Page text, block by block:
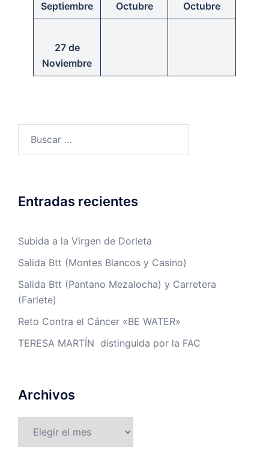
Septiembre Octubre Octubre
27 de
Noviembre
Entradas recientes
Subida a la Virgen de Dorleta
Salida Btt (Montes Blancos y Casino)
Salida Btt (Pantano Mezalocha) y Carretera
(Farlete)
Reto Contra el Cáncer «BE WATER»
TERESA MARTÍN distinguida por la FAC
Archivos